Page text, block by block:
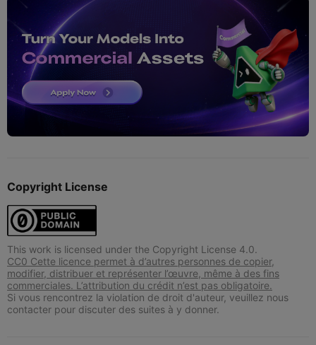
Copyright License
This work is licensed under the Copyright License 4.0.
CC0 Cette licence permet à d’autres personnes de copier,
modifier, distribuer et représenter l’œuvre, même à des fins
commerciales. L’attribution du crédit n’est pas obligatoire.
Si vous rencontrez la violation de droit d'auteur, veuillez nous
contacter pour discuter des suites à y donner.